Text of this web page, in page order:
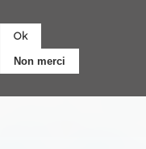
Ok
Non merci